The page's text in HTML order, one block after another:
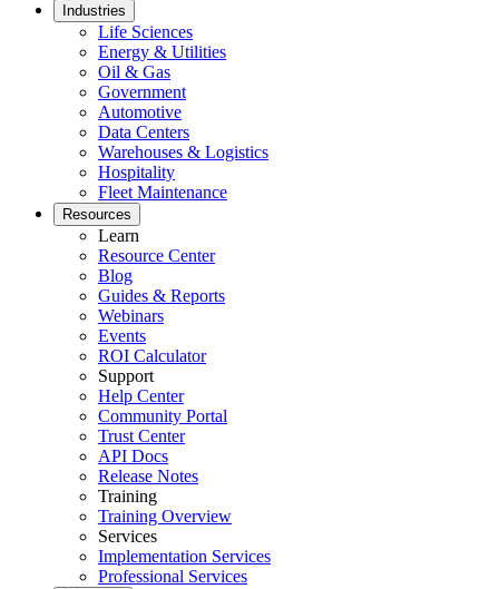
Teile & Bestand
Lagerkontrolle, Nachbestellung, Zykluszählungen
Energie & Versorgung
Erzeugung, Übertragung & Verteilung, erneuerbare Energien
Industries
Life Sciences
Energy & Utilities
Oil & Gas
Government
Automotive
Data Centers
Warehouses & Logistics
Hospitality
Fleet Maintenance
Resources
Learn
Resource Center
Blog
Guides & Reports
Webinars
Events
ROI Calculator
Support
Help Center
Community Portal
Trust Center
API Docs
Release Notes
Training
Training Overview
Services
Implementation Services
Professional Services